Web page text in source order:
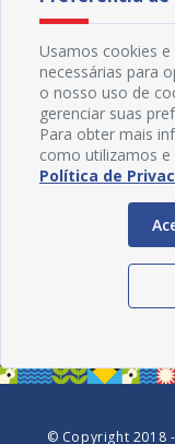
© Copyright 2018
Usamos cookies
necessárias para
o nosso uso de
gerenciar suas
Para obter mais
como utilizamos
Política de